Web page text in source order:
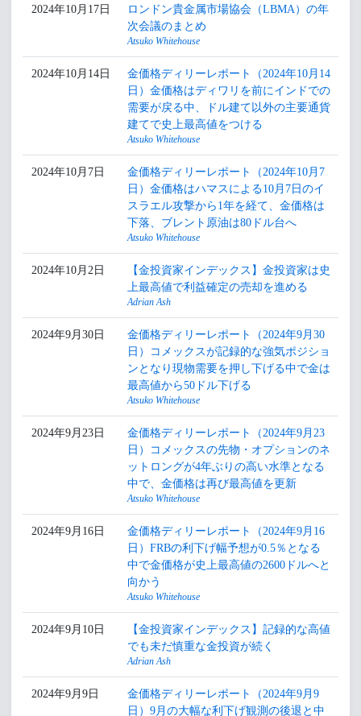
2024年10月17日
ロンドン貴金属市場協会（LBMA）の年
次会議のまとめ
Atsuko Whitehouse
2024年10月14日
金価格ディリーレポート（2024年10月14
日）金価格はディワリを前にインドでの
需要が戻る中、ドル建て以外の主要通貨
建てで史上最高値をつける
Atsuko Whitehouse
2024年10月7日
金価格ディリーレポート（2024年10月7
日）金価格はハマスによる10月7日のイ
スラエル攻撃から1年を経て、金価格は
下落、ブレント原油は80ドル台へ
Atsuko Whitehouse
2024年10月2日
【金投資家インデックス】金投資家は史
上最高値で利益確定の売却を進める
Adrian Ash
2024年9月30日
金価格ディリーレポート（2024年9月30
日）コメックスが記録的な強気ポジショ
ンとなり現物需要を押し下げる中で金は
最高値から50ドル下げる
Atsuko Whitehouse
2024年9月23日
金価格ディリーレポート（2024年9月23
日）コメックスの先物・オプションのネ
ットロングが4年ぶりの高い水準となる
中で、金価格は再び最高値を更新
Atsuko Whitehouse
2024年9月16日
金価格ディリーレポート（2024年9月16
日）FRBの利下げ幅予想が0.5％となる
中で金価格が史上最高値の2600ドルへと
向かう
Atsuko Whitehouse
2024年9月10日
【金投資家インデックス】記録的な高値
でも未だ慎重な金投資が続く
Adrian Ash
2024年9月9日
金価格ディリーレポート（2024年9月9
日）9月の大幅な利下げ観測の後退と中